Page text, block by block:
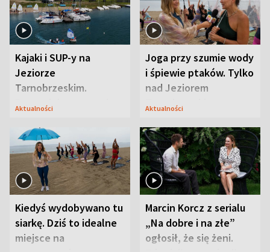
Kajaki i SUP-y na
Jeziorze
Tarnobrzeskim.
Przyrodnicy zwracają
Aktualności
Joga przy szumie wody
i śpiewie ptaków. Tylko
nad Jeziorem
Tarnobrzeskim
Aktualności
Kiedyś wydobywano tu
siarkę. Dziś to idealne
miejsce na
Marcin Korcz z serialu
„Na dobre i na złe”
ogłosił, że się żeni.